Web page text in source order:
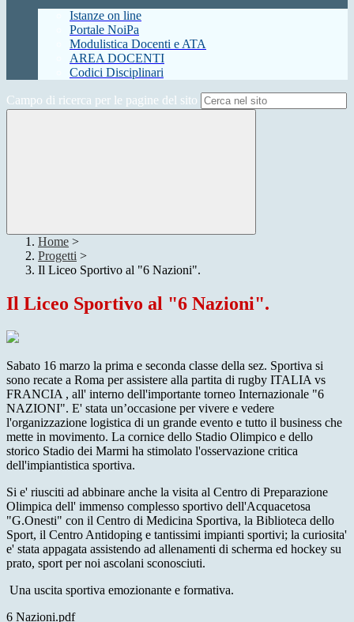
Istanze on line
Portale NoiPa
Modulistica Docenti e ATA
AREA DOCENTI
Codici Disciplinari
Campo di ricerca per le pagine del sito
Home >
Progetti >
Il Liceo Sportivo al "6 Nazioni".
Il Liceo Sportivo al "6 Nazioni".
Sabato 16 marzo la prima e seconda classe della sez. Sportiva si
sono recate a Roma per assistere alla partita di rugby ITALIA vs
FRANCIA , all' interno dell'importante torneo Internazionale "6
NAZIONI". E' stata un’occasione per vivere e vedere
l'organizzazione logistica di un grande evento e tutto il business che
mette in movimento. La cornice dello Stadio Olimpico e dello
storico Stadio dei Marmi ha stimolato l'osservazione critica
dell'impiantistica sportiva.
Si e' riusciti ad abbinare anche la visita al Centro di Preparazione
Olimpica dell' immenso complesso sportivo dell'Acquacetosa
"G.Onesti" con il Centro di Medicina Sportiva, la Biblioteca dello
Sport, il Centro Antidoping e tantissimi impianti sportivi; la curiosita'
e' stata appagata assistendo ad allenamenti di scherma ed hockey su
prato, sport per noi ascolani sconosciuti.
Una uscita sportiva emozionante e formativa.
6 Nazioni.pdf